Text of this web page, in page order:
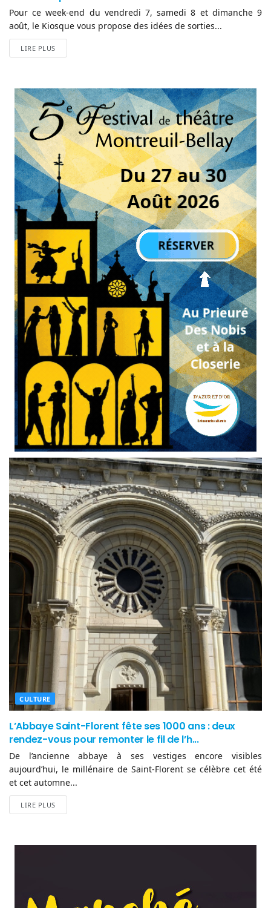
Pour ce week-end du vendredi 7, samedi 8 et dimanche 9
août, le Kiosque vous propose des idées de sorties...
LIRE PLUS
CULTURE
L’Abbaye Saint-Florent fête ses 1000 ans : deux
rendez-vous pour remonter le fil de l’h...
De l’ancienne abbaye à ses vestiges encore visibles
aujourd’hui, le millénaire de Saint-Florent se célèbre cet été
et cet automne...
LIRE PLUS